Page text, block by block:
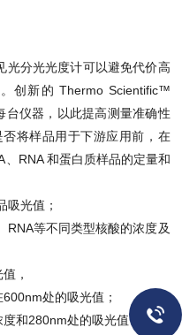
光分光光度计可以避免代价高
创新的 Thermo Scientific™
仪器，以此提高测量准确性
将样品用于下游应用前，在
RNA 和蛋白质样品的定量和
吸光值；
RNA等不同类型核酸的浓度及
，
处的吸光值；
和280nm处的吸光值；